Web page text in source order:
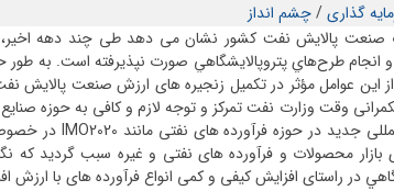
گذاری/چشم انداز
صنعت پالایش نفت کشور نشان می­ دهد طی چند دهه اخیر،
انجام طرح‌هاي پتروپالايشگاهي صورت نپذیرفته است. به طور
عوامل مؤثر در تکمیل زنجیره ­های ارزش صنعت پالایش
وقت وزارت نفت تمرکز و توجه لازم و کافی به حوزه
جدید در حوزه فرآورده ­های نفتی مانند IMO2020 در
بازار محصولات و فرآورده‏ های نفتی و غیره سبب گردید که
در راستای افزایش کیفی و کمی انواع فرآوردههای با ارزش